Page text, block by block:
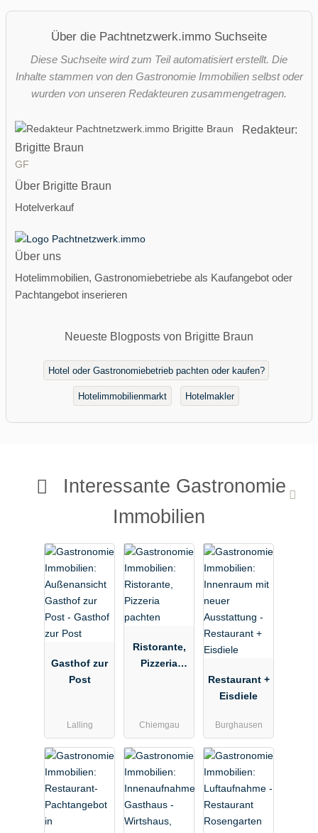
Interessante Gastronomie
Immobilien
Gasthof zur
Post
Lalling
Ristorante,
Pizzeria
Chiemgau
Restaurant +
Eisdiele
Burghausen
Über die Pachtnetzwerk.immo Suchseite
Diese Suchseite wird zum Teil automatisiert erstellt. Die
Inhalte stammen von den Gastronomie Immobilien selbst oder
wurden von unseren Redakteuren zusammengetragen.
Redakteur:
Brigitte Braun
GF
Über Brigitte Braun
Hotelverkauf
Über uns
Hotelimmobilien, Gastronomiebetriebe als Kaufangebot oder
Pachtangebot inserieren
Neueste Blogposts von Brigitte Braun
Hotel oder Gastronomiebetrieb pachten oder kaufen?
Hotelimmobilienmarkt Hotelmakler